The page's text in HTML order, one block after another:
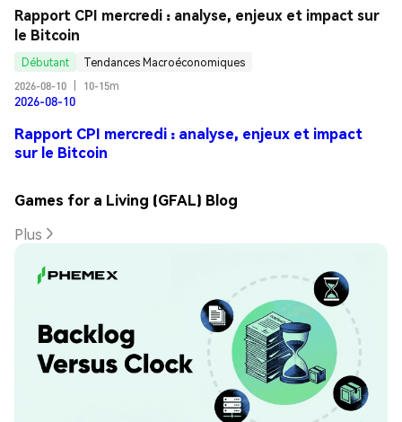
Rapport CPI mercredi : analyse, enjeux et impact sur
le Bitcoin
Débutant
Tendances Macroéconomiques
2026-08-10
10-15m
2026-08-10
Rapport CPI mercredi : analyse, enjeux et impact
sur le Bitcoin
Games for a Living (GFAL) Blog
Plus